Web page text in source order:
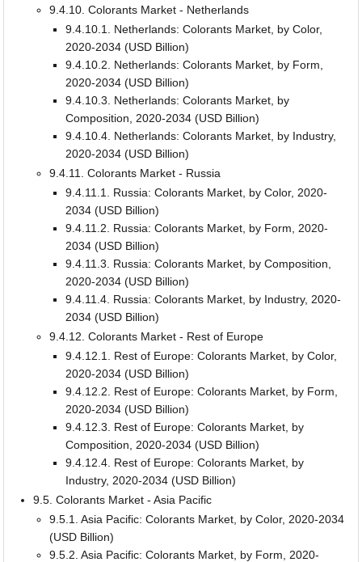
9.4.10. Colorants Market - Netherlands
9.4.10.1. Netherlands: Colorants Market, by Color,
2020-2034 (USD Billion)
9.4.10.2. Netherlands: Colorants Market, by Form,
2020-2034 (USD Billion)
9.4.10.3. Netherlands: Colorants Market, by
Composition, 2020-2034 (USD Billion)
9.4.10.4. Netherlands: Colorants Market, by Industry,
2020-2034 (USD Billion)
9.4.11. Colorants Market - Russia
9.4.11.1. Russia: Colorants Market, by Color, 2020-
2034 (USD Billion)
9.4.11.2. Russia: Colorants Market, by Form, 2020-
2034 (USD Billion)
9.4.11.3. Russia: Colorants Market, by Composition,
2020-2034 (USD Billion)
9.4.11.4. Russia: Colorants Market, by Industry, 2020-
2034 (USD Billion)
9.4.12. Colorants Market - Rest of Europe
9.4.12.1. Rest of Europe: Colorants Market, by Color,
2020-2034 (USD Billion)
9.4.12.2. Rest of Europe: Colorants Market, by Form,
2020-2034 (USD Billion)
9.4.12.3. Rest of Europe: Colorants Market, by
Composition, 2020-2034 (USD Billion)
9.4.12.4. Rest of Europe: Colorants Market, by
Industry, 2020-2034 (USD Billion)
9.5. Colorants Market - Asia Pacific
9.5.1. Asia Pacific: Colorants Market, by Color, 2020-2034
(USD Billion)
9.5.2. Asia Pacific: Colorants Market, by Form, 2020-